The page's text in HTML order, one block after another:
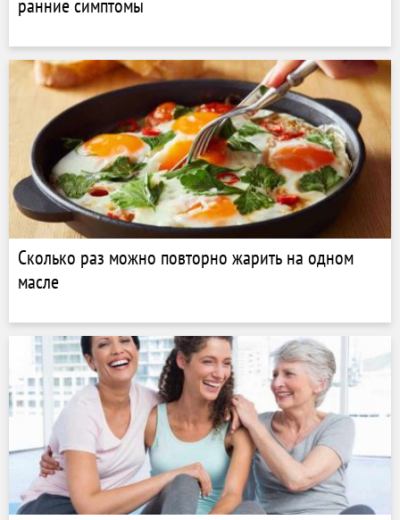
ранние симптомы
Сколько раз можно повторно жарить на одном
масле